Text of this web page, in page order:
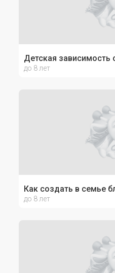
Детская зависимость
до 8 лет
Как создать в семье
до 8 лет